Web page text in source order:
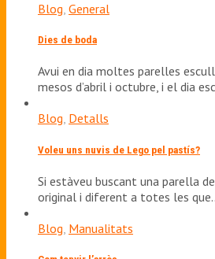
Blog, General
Dies de boda
Avui en dia moltes parelles
mesos d’abril i octubre, i el dia
Blog, Detalls
Voleu uns nuvis de Lego pel pastís?
Si estàveu buscant una parella
original i diferent a totes les
Blog Manualitats